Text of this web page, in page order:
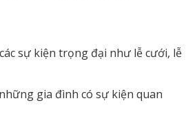
sự kiện trọng đại như lễ cưới, lễ
gia đình có sự kiện quan